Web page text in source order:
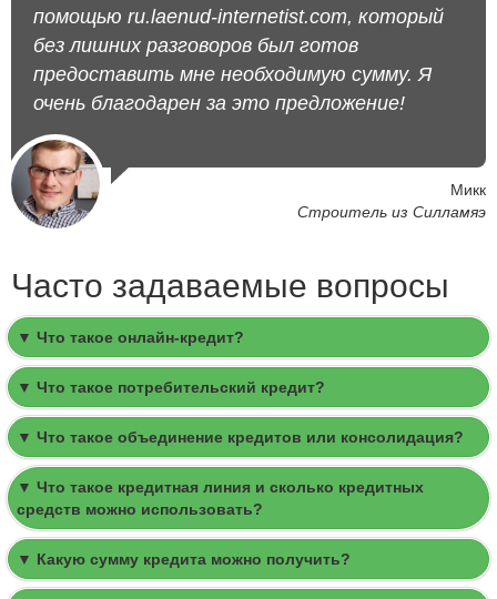
помощью ru.laenud-internetist.com, который
без лишних разговоров был готов
предоставить мне необходимую сумму. Я
очень благодарен за это предложение!
Микк
Строитель из Силламяэ
Часто задаваемые вопросы
▼ Что такое онлайн-кредит?
▼ Что такое потребительский кредит?
▼ Что такое объединение кредитов или консолидация?
▼ Что такое кредитная линия и сколько кредитных
средств можно использовать?
▼ Какую сумму кредита можно получить?